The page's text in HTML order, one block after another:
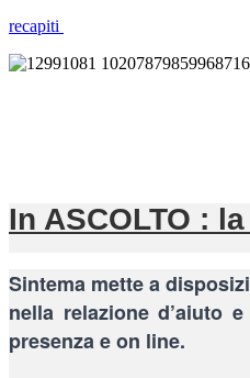
recapiti
In ASCOLTO :
Sintema mette a
nella relazione d’aiuto
presenza e on line.